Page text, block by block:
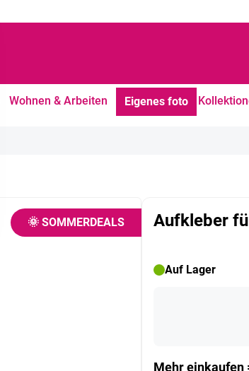
Wohnen & Arbeiten Eigenes foto
🌞 SOMMERDEALS Aufkleber
Auf Lager
Mehr einkaufen